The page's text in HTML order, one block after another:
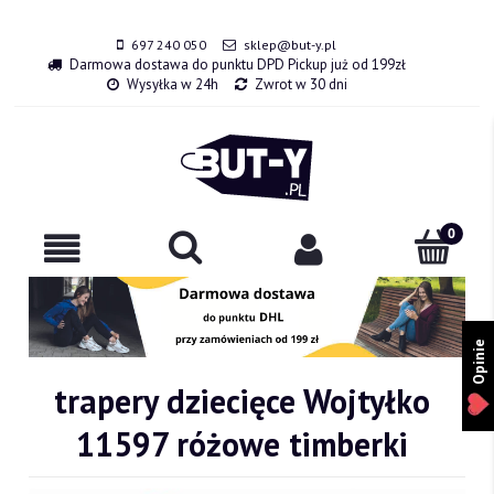
697 240 050 sklep@but-y.pl
Darmowa dostawa do punktu DPD Pickup już od 199zł
Wysyłka w 24h
Zwrot w 30 dni
trapery dziecięce Wojtyłko
11597 różowe timberki
Opinie